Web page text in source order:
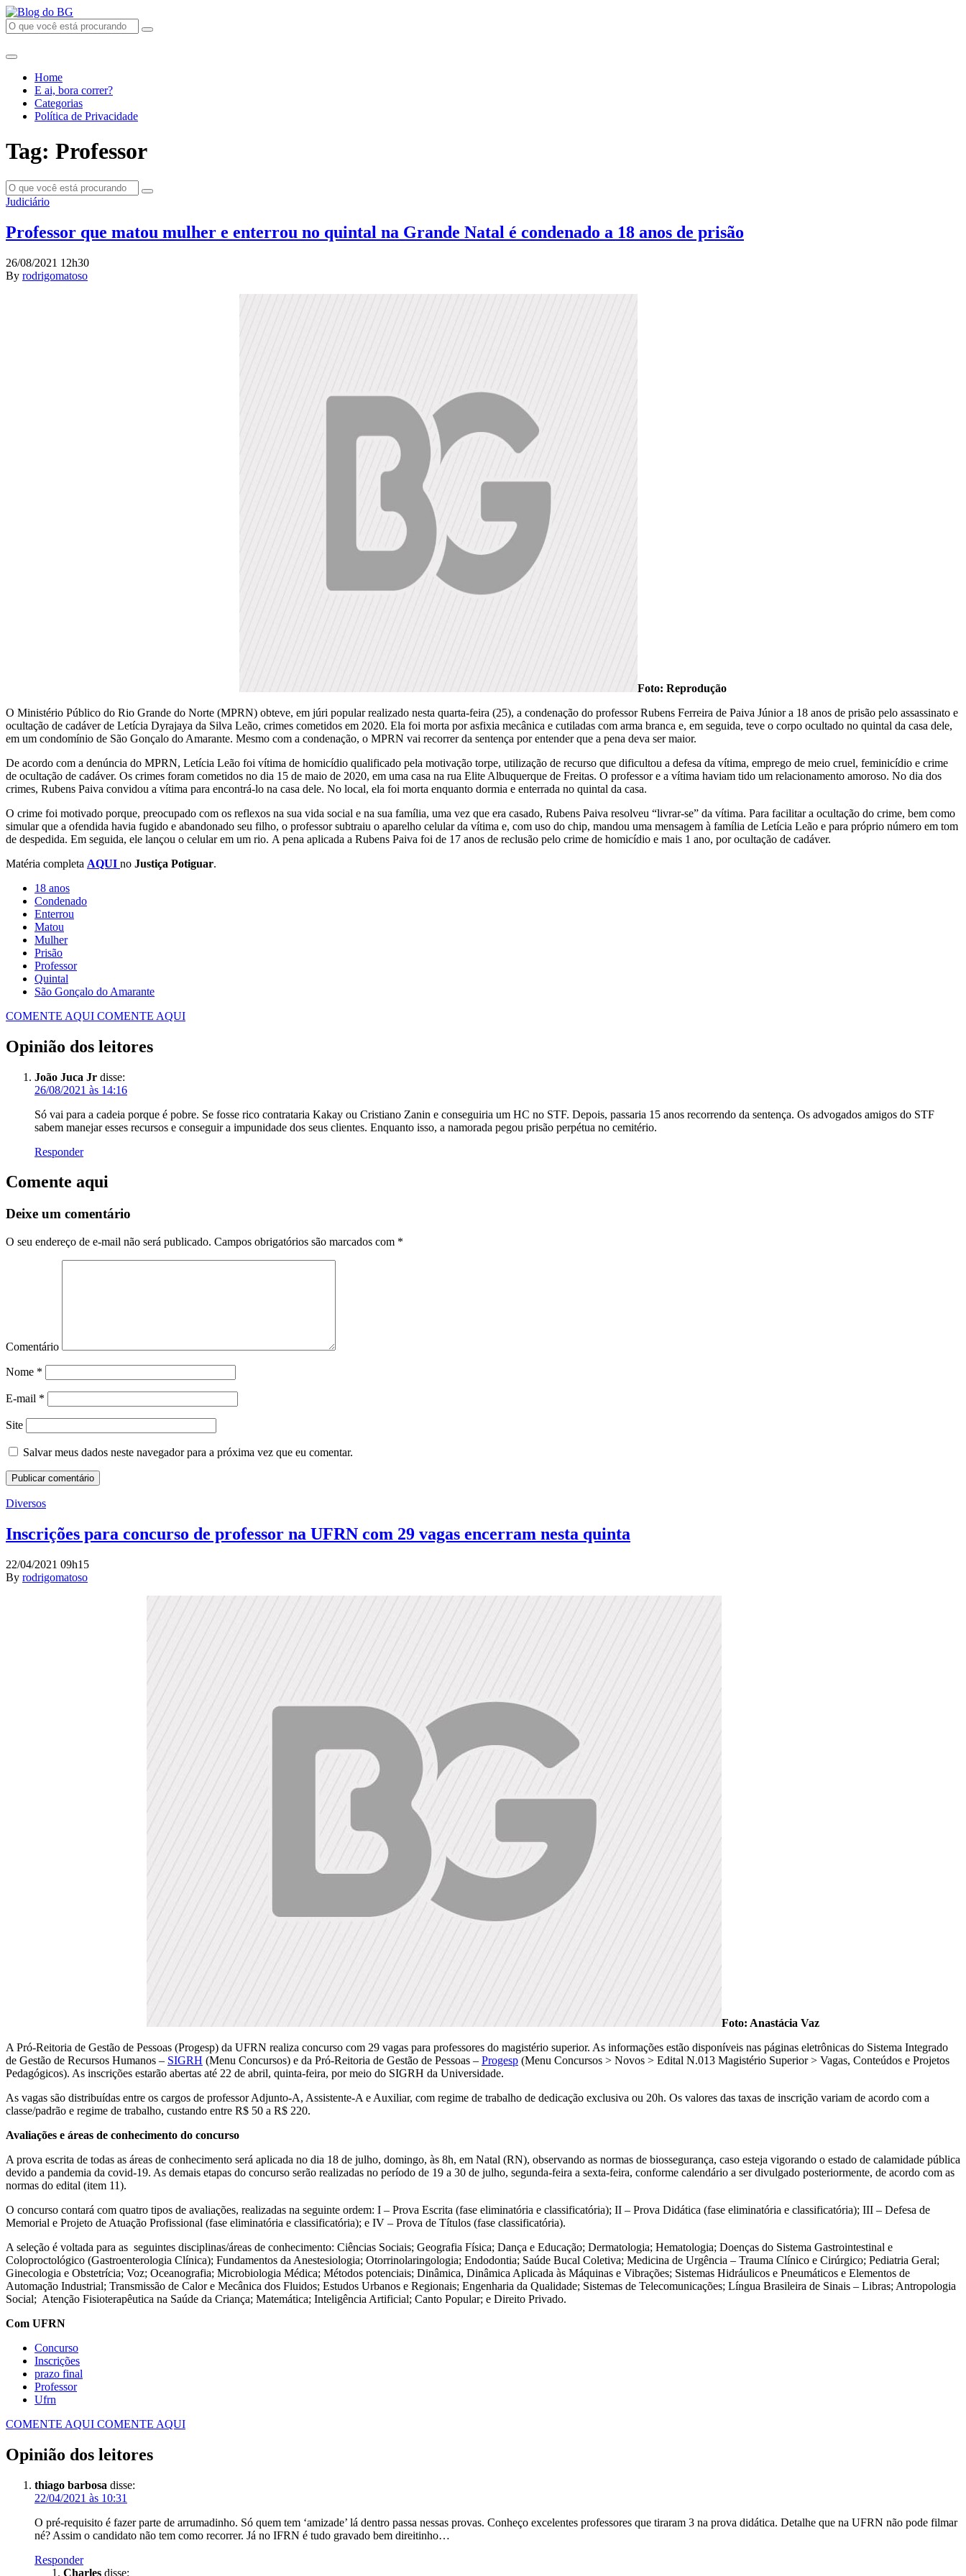
Home
E ai, bora correr?
Categorias
Política de Privacidade
Tag: Professor
Judiciário
Professor que matou mulher e enterrou no quintal na Grande Natal é condenado a 18 anos de prisão
26/08/2021 12h30
By rodrigomatoso
Foto: Reprodução
O Ministério Público do Rio Grande do Norte (MPRN) obteve, em júri popular realizado nesta quarta-feira (25), a condenação do professor Rubens Ferreira de Paiva Júnior a 18 anos de prisão pelo assassinato e
ocultação de cadáver de Letícia Dyrajaya da Silva Leão, crimes cometidos em 2020. Ela foi morta por asfixia mecânica e cutiladas com arma branca e, em seguida, teve o corpo ocultado no quintal da casa dele,
em um condomínio de São Gonçalo do Amarante. Mesmo com a condenação, o MPRN vai recorrer da sentença por entender que a pena deva ser maior.
De acordo com a denúncia do MPRN, Letícia Leão foi vítima de homicídio qualificado pela motivação torpe, utilização de recurso que dificultou a defesa da vítima, emprego de meio cruel, feminicídio e crime
de ocultação de cadáver. Os crimes foram cometidos no dia 15 de maio de 2020, em uma casa na rua Elite Albuquerque de Freitas. O professor e a vítima haviam tido um relacionamento amoroso. No dia dos
crimes, Rubens Paiva convidou a vítima para encontrá-lo na casa dele. No local, ela foi morta enquanto dormia e enterrada no quintal da casa.
O crime foi motivado porque, preocupado com os reflexos na sua vida social e na sua família, uma vez que era casado, Rubens Paiva resolveu “livrar-se” da vítima. Para facilitar a ocultação do crime, bem como
simular que a ofendida havia fugido e abandonado seu filho, o professor subtraiu o aparelho celular da vítima e, com uso do chip, mandou uma mensagem à família de Letícia Leão e para próprio número em tom
de despedida. Em seguida, ele lançou o celular em um rio. A pena aplicada a Rubens Paiva foi de 17 anos de reclusão pelo crime de homicídio e mais 1 ano, por ocultação de cadáver.
Matéria completa AQUI no Justiça Potiguar.
18 anos
Condenado
Enterrou
Matou
Mulher
Prisão
Professor
Quintal
COMENTE AQUI COMENTE AQUI
Opinião dos leitores
João Juca Jr disse:
26/08/2021 às 14:16
Só vai para a cadeia porque é pobre. Se fosse rico contrataria Kakay ou Cristiano Zanin e conseguiria um HC no STF. Depois, passaria 15 anos recorrendo da sentença. Os advogados amigos do STF
sabem manejar esses recursos e conseguir a impunidade dos seus clientes. Enquanto isso, a namorada pegou prisão perpétua no cemitério.
Responder
Comente aqui
Deixe um comentário
O seu endereço de e-mail não será publicado. Campos obrigatórios são marcados com *
Comentário
Nome *
E-mail *
Site
Salvar meus dados neste navegador para a próxima vez que eu comentar.
Diversos
Inscrições para concurso de professor na UFRN com 29 vagas encerram nesta quinta
22/04/2021 09h15
By rodrigomatoso
Foto: Anastácia Vaz
A Pró-Reitoria de Gestão de Pessoas (Progesp) da UFRN realiza concurso com 29 vagas para professores do magistério superior. As informações estão disponíveis nas páginas eletrônicas do Sistema Integrado
de Gestão de Recursos Humanos – SIGRH (Menu Concursos) e da Pró-Reitoria de Gestão de Pessoas – Progesp (Menu Concursos > Novos > Edital N.013 Magistério Superior > Vagas, Conteúdos e Projetos
Pedagógicos). As inscrições estarão abertas até 22 de abril, quinta-feira, por meio do SIGRH da Universidade.
As vagas são distribuídas entre os cargos de professor Adjunto-A, Assistente-A e Auxiliar, com regime de trabalho de dedicação exclusiva ou 20h. Os valores das taxas de inscrição variam de acordo com a
classe/padrão e regime de trabalho, custando entre R$ 50 a R$ 220.
Avaliações e áreas de conhecimento do concurso
A prova escrita de todas as áreas de conhecimento será aplicada no dia 18 de julho, domingo, às 8h, em Natal (RN), observando as normas de biossegurança, caso esteja vigorando o estado de calamidade pública
devido a pandemia da covid-19. As demais etapas do concurso serão realizadas no período de 19 a 30 de julho, segunda-feira a sexta-feira, conforme calendário a ser divulgado posteriormente, de acordo com as
normas do edital (item 11).
O concurso contará com quatro tipos de avaliações, realizadas na seguinte ordem: I – Prova Escrita (fase eliminatória e classificatória); II – Prova Didática (fase eliminatória e classificatória); III – Defesa de
Memorial e Projeto de Atuação Profissional (fase eliminatória e classificatória); e IV – Prova de Títulos (fase classificatória).
A seleção é voltada para as seguintes disciplinas/áreas de conhecimento: Ciências Sociais; Geografia Física; Dança e Educação; Dermatologia; Hematologia; Doenças do Sistema Gastrointestinal e
Coloproctológico (Gastroenterologia Clínica); Fundamentos da Anestesiologia; Otorrinolaringologia; Endodontia; Saúde Bucal Coletiva; Medicina de Urgência – Trauma Clínico e Cirúrgico; Pediatria Geral;
Ginecologia e Obstetrícia; Voz; Oceanografia; Microbiologia Médica; Métodos potenciais; Dinâmica, Dinâmica Aplicada às Máquinas e Vibrações; Sistemas Hidráulicos e Pneumáticos e Elementos de
Automação Industrial; Transmissão de Calor e Mecânica dos Fluidos; Estudos Urbanos e Regionais; Engenharia da Qualidade; Sistemas de Telecomunicações; Língua Brasileira de Sinais – Libras; Antropologia
Social; Atenção Fisioterapêutica na Saúde da Criança; Matemática; Inteligência Artificial; Canto Popular; e Direito Privado.
Com UFRN
Concurso
Inscrições
prazo final
Professor
Ufrn
COMENTE AQUI COMENTE AQUI
Opinião dos leitores
thiago barbosa disse:
22/04/2021 às 10:31
O pré-requisito é fazer parte de arrumadinho. Só quem tem ‘amizade’ lá dentro passa nessas provas. Conheço excelentes professores que tiraram 3 na prova didática. Detalhe que na UFRN não pode filmar
né? Assim o candidato não tem como recorrer. Já no IFRN é tudo gravado bem direitinho…
Responder
Charles disse: